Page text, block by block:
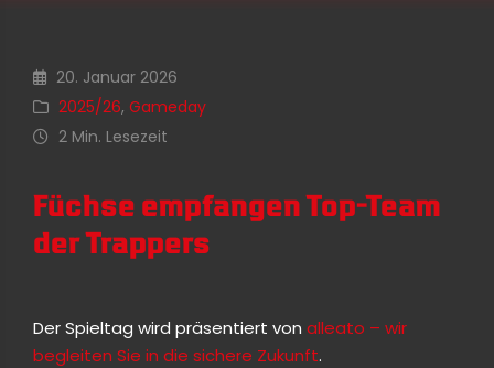
20. Januar 2026
2025/26, Gameday
2 Min. Lesezeit
Füchse empfangen Top-Team
der Trappers
Der Spieltag wird präsentiert von alleato – wir
begleiten Sie in die sichere Zukunft.